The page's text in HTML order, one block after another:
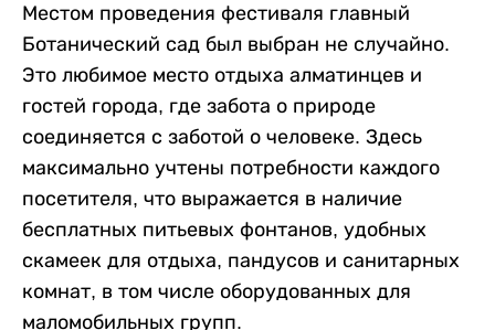
Местом проведения фестиваля главный
Ботанический сад был выбран не случайно.
Это любимое место отдыха алматинцев и
гостей города, где забота о природе
соединяется с заботой о человеке. Здесь
максимально учтены потребности каждого
посетителя, что выражается в наличие
бесплатных питьевых фонтанов, удобных
скамеек для отдыха, пандусов и санитарных
комнат, в том числе оборудованных для
маломобильных групп.